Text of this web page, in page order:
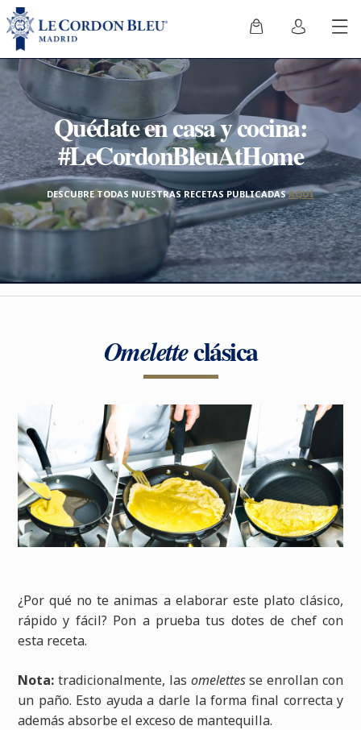
Quédate en casa y cocina:
#LeCordonBleuAtHome
DESCUBRE TODAS NUESTRAS RECETAS PUBLICADASAQUÍ
Omeletteclásica
¿Por qué no te animas a elaborar este plato clásico,
rápido y fácil? Pon a prueba tus dotes de chef con
esta receta.
Nota:tradicionalmente, las omelettesse enrollan con
un paño. Esto ayuda a darle la forma final correcta y
además absorbe el exceso de mantequilla.